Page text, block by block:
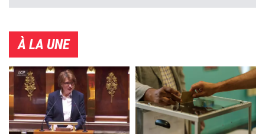
À LA UNE
Image Image